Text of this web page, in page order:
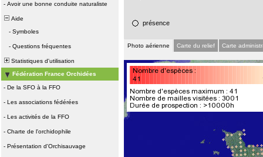
- Avoir une bonne conduite naturaliste
Aide
- Symboles
- Questions fréquentes
Statistiques d'utilisation
Fédération France Orchidées
- De la SFO à la FFO
- Les associations fédérées
- Les activités de la FFO
- Charte de l'orchidophile
- Présentation d'Orchisauvage
présence
Photo aérienne Carte du relief Carte